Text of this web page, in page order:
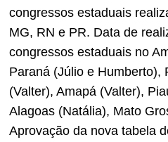
congressos estaduais
MG, RN e PR. Data de
congressos estaduais no
Paraná (Júlio e Humberto),
(Valter), Amapá (Valter),
Alagoas (Natália), Mato
Aprovação da nova tabela